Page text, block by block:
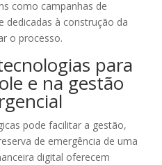
como campanhas de
dedicadas à construção da
o processo.
para
e na gestão
pode facilitar a gestão,
de emergência de uma
digital oferecem